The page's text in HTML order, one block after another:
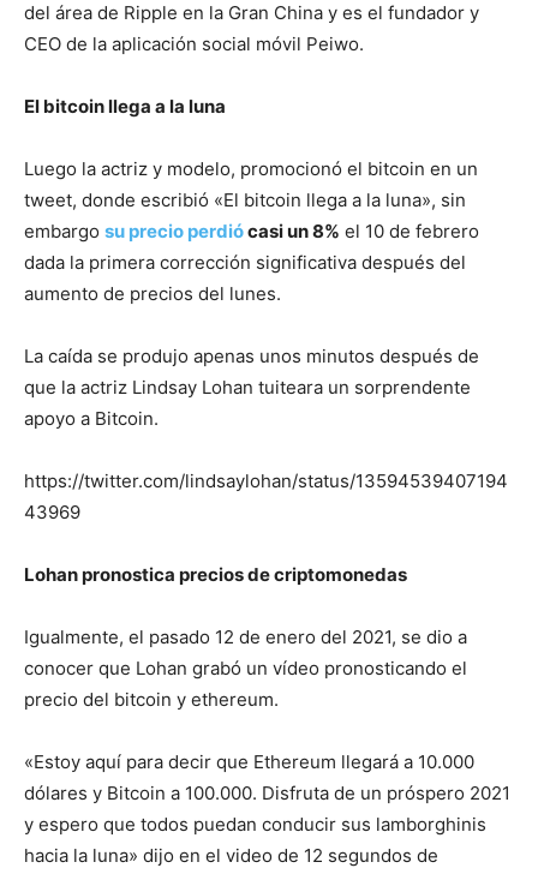
del área de Ripple en la Gran China y es el fundador y
CEO de la aplicación social móvil Peiwo.
El bitcoin llega a la luna
Luego la actriz y modelo, promocionó el bitcoin en un
tweet, donde escribió «El bitcoin llega a la luna», sin
embargo su precio perdiócasi un 8% el 10 de febrero
dada la primera corrección significativa después del
aumento de precios del lunes.
La caída se produjo apenas unos minutos después de
que la actriz Lindsay Lohan tuiteara un sorprendente
apoyo a Bitcoin.
https://twitter.com/lindsaylohan/status/13594539407194
43969
Lohan pronostica precios de criptomonedas
Igualmente, el pasado 12 de enero del 2021, se dio a
conocer que Lohan grabó un vídeo pronosticando el
precio del bitcoin y ethereum.
«Estoy aquí para decir que Ethereum llegará a 10.000
dólares y Bitcoin a 100.000. Disfruta de un próspero 2021
y espero que todos puedan conducir sus lamborghinis
hacia la luna» dijo en el video de 12 segundos de